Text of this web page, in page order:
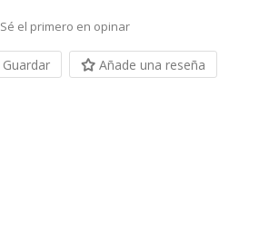
Sé el primero en opinar
Guardar Añade una reseña